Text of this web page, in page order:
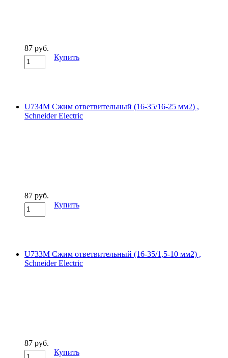
87 руб.
Купить
U734M Сжим ответвительный (16-35/16-25 мм2) ,
Schneider Electric
87 руб.
Купить
U733M Сжим ответвительный (16-35/1,5-10 мм2) ,
Schneider Electric
87 руб.
Купить